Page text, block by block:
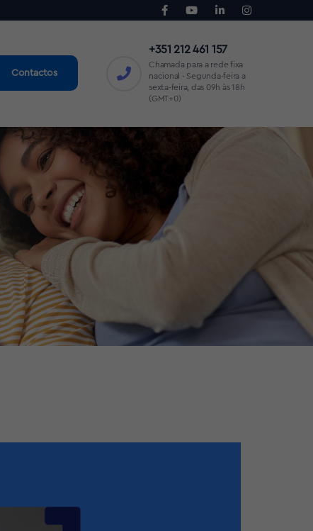
Contactos
+351 212 461 157
Chamada para a rede fixa
nacional - Segunda-feira a
sexta-feira, das 09h às 18h
(GMT+0)